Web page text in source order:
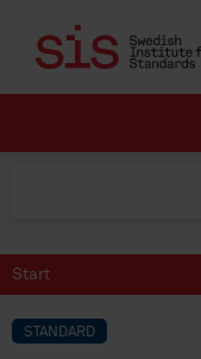
Start
STANDARD